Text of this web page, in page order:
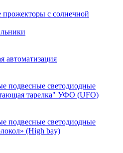
с солнечной
автоматизация
подвесные cветодиодные
тарелка" УФО (UFO)
подвесные cветодиодные
(High bay)